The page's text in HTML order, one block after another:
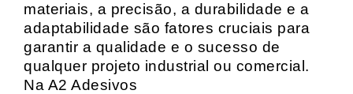
materiais, a precisão, a durabilidade e a
adaptabilidade são fatores cruciais para
garantir a qualidade e o sucesso de
qualquer projeto industrial ou comercial.
Na A2 Adesivos